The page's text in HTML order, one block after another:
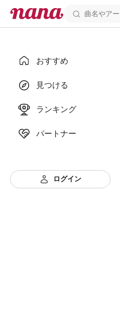
おすすめ
見つける
ランキング
パートナー
ログイン